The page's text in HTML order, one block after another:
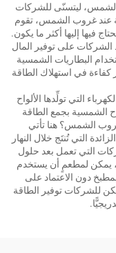
الشمس، ليتسنّى للشركات
عند غروب الشمس، تقوم
فيها إليها أكثر ما يكون.
على توفير المال
البطاريات الشمسية
كفاءة في استهلاك الطاقة
التي تولِّدها الألواح
الشمسية بجمع الطاقة
الشمس؟ هنا تأتي
التي تُنتَج خلال النهار
التي تعمل بعد حلول
يمكن لمطعمٍ أن يستخدم
دون الاعتماد على
للشركات توفير الطاقة